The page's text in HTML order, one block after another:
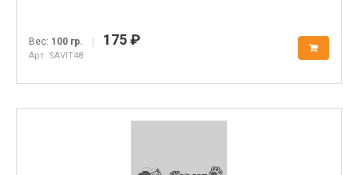
Вес: 100 гр. | 175 ₽
Арт. SAVIT48